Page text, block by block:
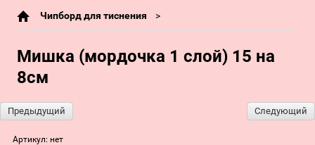
Чипборд для тиснения
Мишка (мордочка 1 слой) 15 на
8см
Предыдущий Следующий
Артикул: нет